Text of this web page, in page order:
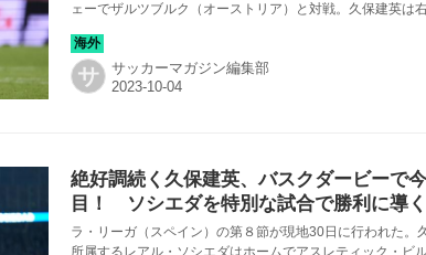
ェーでザルツブルク（オーストリア）と対戦。久保建英は
に貢献した（２−０）。
サ サッカーマガジン編集部
絶好調続く久保建英、バスクダービーで
目！ ソシエダを特別な試合で勝利に導
ペイン】
ラ・リーガ（スペイン）の第８節が現地30日に行われた。
所属するレアル・ソシエダはホームでアスレティック・ビ